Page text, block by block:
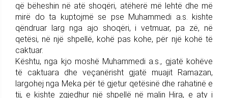
që bëheshin në atë shoqëri, atëherë më lehtë dhe më
mirë do ta kuptojmë se pse Muhammedi a.s. kishte
qëndruar larg nga ajo shoqëri, i vetmuar, pa zë, në
qetësi, në një shpellë, kohë pas kohe, për një kohë të
caktuar.
Kështu, nga kjo moshë Muhammedi a.s., gjatë kohëve
të caktuara dhe veçanërisht gjatë muajit Ramazan,
largohej nga Meka për të gjetur qetësinë dhe rahatinë e
tij, e kishte zgjedhur një shpellë në malin Hira, e aty i